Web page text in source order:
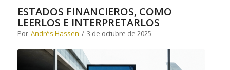
ESTADOS FINANCIEROS, COMO
LEERLOS E INTERPRETARLOS
Por Andrés Hassen / 3 de octubre de 2025